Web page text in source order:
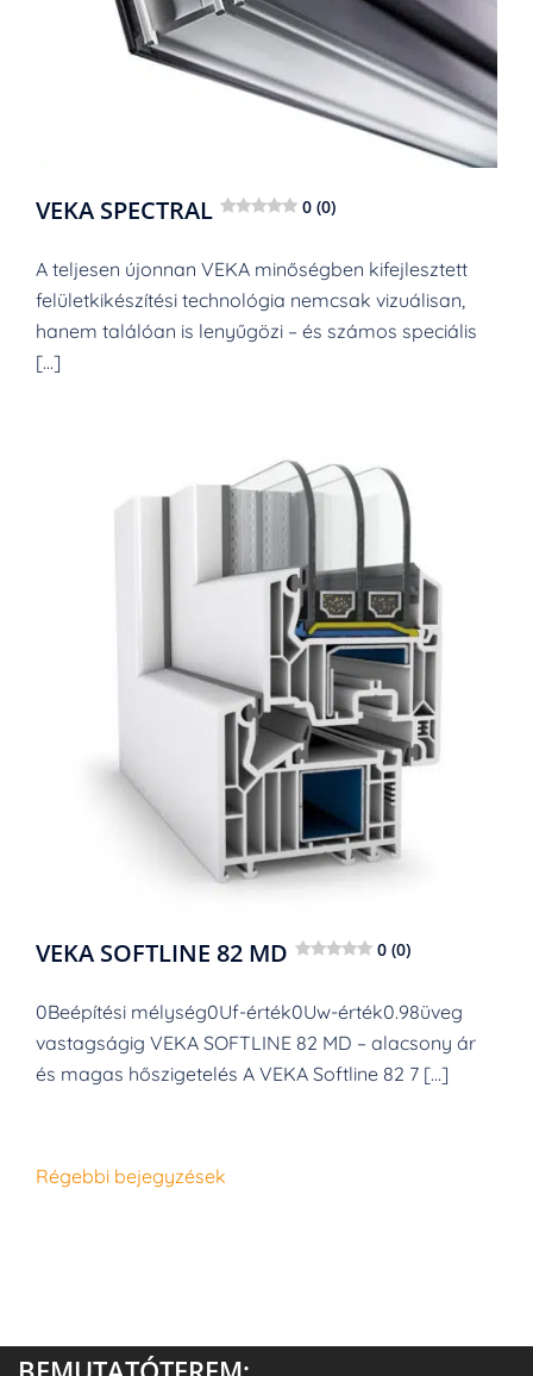
VEKA SPECTRAL 0 (0)
A teljesen újonnan VEKA minőségben kifejlesztett
felületkikészítési technológia nemcsak vizuálisan,
hanem találóan is lenyűgözi – és számos speciális
[…]
VEKA SOFTLINE 82 MD 0 (0)
0Beépítési mélység0Uf-érték0Uw-érték0.98üveg
vastagságig VEKA SOFTLINE 82 MD – alacsony ár
és magas hőszigetelés A VEKA Softline 82 7 […]
Bejegyzés
Régebbi bejegyzések